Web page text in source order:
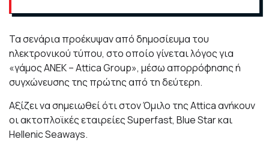
Τα σενάρια προέκυψαν από δημοσίευμα του
ηλεκτρονικού τύπου, στο οποίο γίνεται λόγος για
«γάμος ΑΝΕΚ – Attica Group», μέσω απορρόφησης ή
συγχώνευσης της πρώτης από τη δεύτερη.
Αξίζει να σημειωθεί ότι στον Όμιλο της Attica ανήκουν
οι ακτοπλοϊκές εταιρείες Superfast, Blue Star και
Hellenic Seaways.